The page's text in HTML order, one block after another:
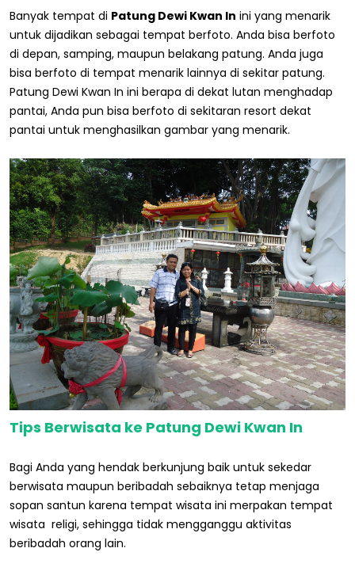
Banyak tempat di Patung Dewi Kwan In ini yang menarik
untuk dijadikan sebagai tempat berfoto. Anda bisa berfoto
di depan, samping, maupun belakang patung. Anda juga
bisa berfoto di tempat menarik lainnya di sekitar patung.
Patung Dewi Kwan In ini berapa di dekat lutan menghadap
pantai, Anda pun bisa berfoto di sekitaran resort dekat
pantai untuk menghasilkan gambar yang menarik.
Tips Berwisata ke Patung Dewi Kwan In
Bagi Anda yang hendak berkunjung baik untuk sekedar
berwisata maupun beribadah sebaiknya tetap menjaga
sopan santun karena tempat wisata ini merpakan tempat
wisata religi, sehingga tidak mengganggu aktivitas
beribadah orang lain.